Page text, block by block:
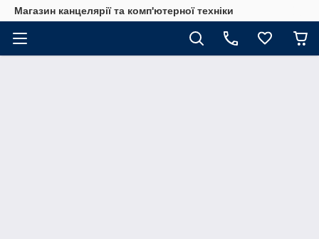
Магазин канцелярії та комп'ютерної техніки